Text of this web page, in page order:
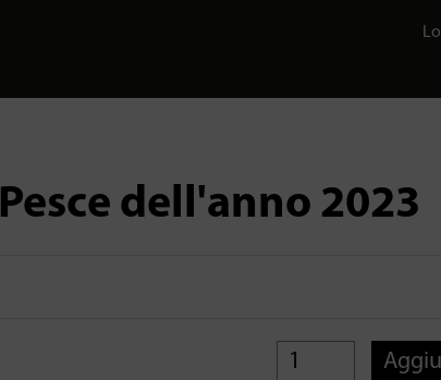
Pesce dell'anno 2023